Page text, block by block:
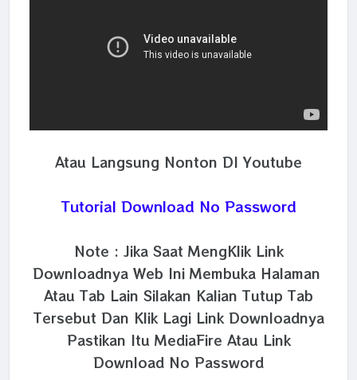
Atau Langsung Nonton DI Youtube
Tutorial Download No Password
Note : Jika Saat MengKlik Link
Downloadnya Web Ini Membuka Halaman
Atau Tab Lain Silakan Kalian Tutup Tab
Tersebut Dan Klik Lagi Link Downloadnya
Pastikan Itu MediaFire Atau Link
Download No Password